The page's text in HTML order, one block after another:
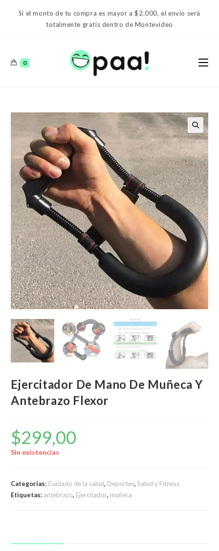
Si el monto de tu compra es mayor a $2.000, el envío será
totalmente gratis dentro de Montevideo
0
Ejercitador De Mano De Muñeca Y
Antebrazo Flexor
$299,00
Sin existencias
Categorías: Cuidado de la salud, Deportes,Salud y Fitness
Etiquetas: antebrazo, Ejercitador, muñeca